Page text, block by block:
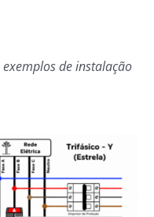
de instalação